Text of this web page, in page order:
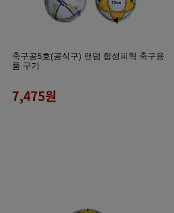
축구공5호(공식구) 랜덤 합성피혁 축구용
품 구기
7,475원